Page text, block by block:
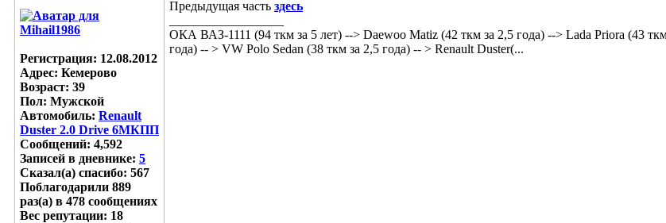
Регистрация: 12.08.2012
Адрес: Кемерово
Возраст: 39
Пол: Мужской
Автомобиль: Renault
Duster 2.0 Drive 6МКПП
Сообщений: 4,592
Записей в дневнике: 5
Сказал(а) спасибо: 567
Поблагодарили 889
раз(а) в 478 сообщениях
Вес репутации: 18
Предыдущая часть здесь
ОКА ВАЗ-1111 (94 ткм за 5 лет) --> Daewoo Matiz (42 ткм за 2,5 года) --> Lada Priora (43
года) -- > VW Polo Sedan (38 ткм за 2,5 года) -- > Renault Duster(...